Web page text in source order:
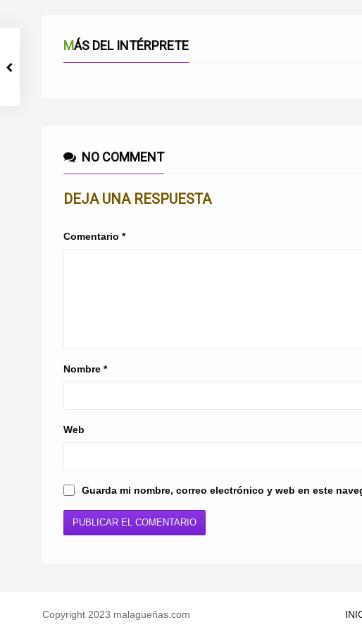
MÁS DEL INTÉRPRETE
NO COMMENT
DEJA UNA RESPUESTA
Comentario *
Nombre *
Web
Guarda mi nombre, correo electrónico y web en este
Copyright 2023 malagueñas.com